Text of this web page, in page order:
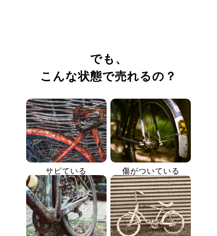
でも、
こんな状態で売れるの？
サビている 傷がついている